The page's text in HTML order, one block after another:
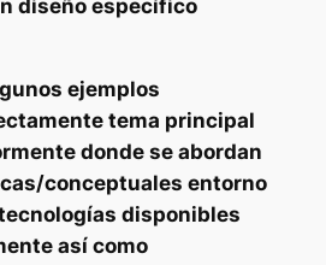
diseño específico
ejemplos
tema principal
donde se abordan
conceptuales entorno
disponibles
así como